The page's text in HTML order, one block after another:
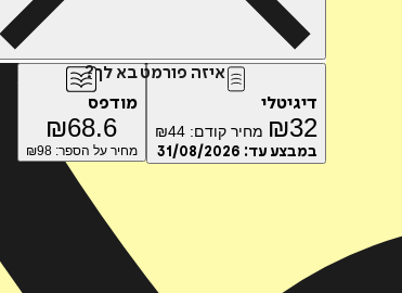
איזה פורמט בא לך?
דיגיטלי
₪32 מחיר קודם: ₪44
במבצע עד: 31/08/2026
מודפס
₪68.6
מחיר על הספר: ₪98